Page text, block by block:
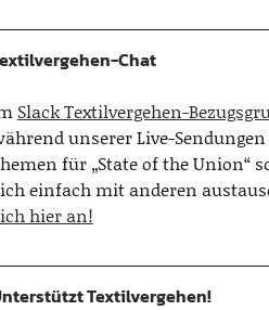
Chat
Slack Textilvergehen-
unserer Live-
für „State of the Union“
einfach mit anderen
hier an!
Textilvergehen!